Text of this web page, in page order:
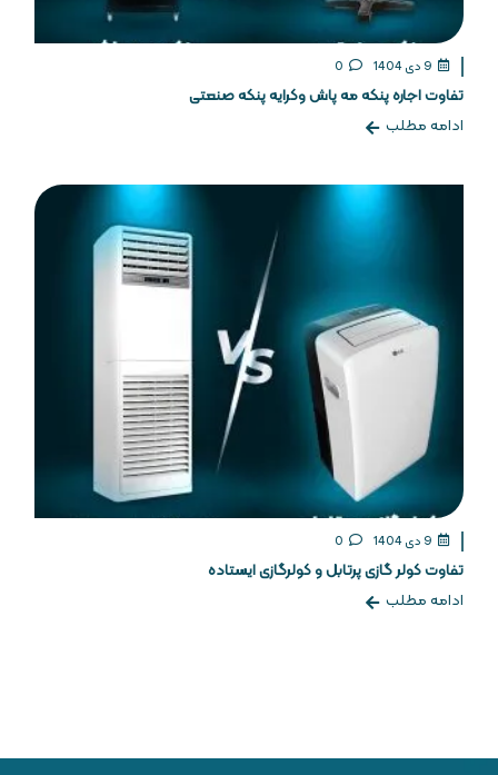
تفاوت اجاره پنکه مه پاش وکرایه پنکه صنعتی
ادامه مطلب
تفاوت کولر گازی پرتابل و کولرگازی ایستاده
ادامه مطلب